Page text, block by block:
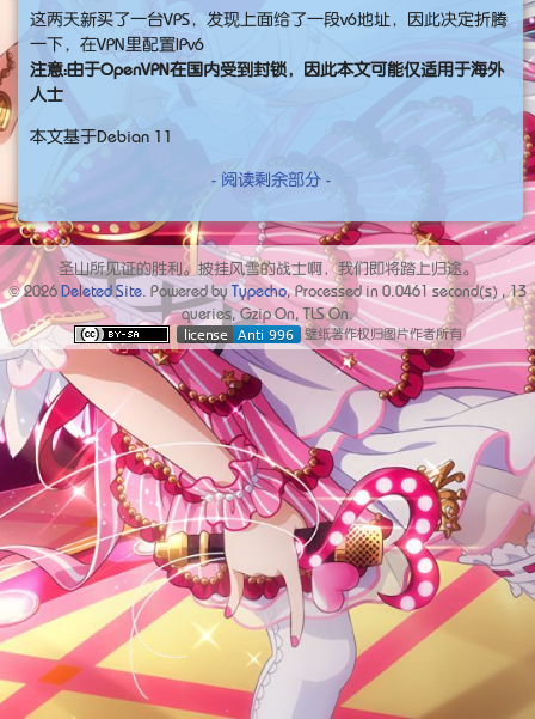
这两天新买了一台VPS，发现上面给了一段v6地址，因此决定折腾
一下，在VPN里配置IPv6
注意：由于OpenVPN在国内受到封锁，因此本文可能仅适用于海外
人士
本文基于Debian 11
- 阅读剩余部分 -
圣山所见证的胜利。披挂风雪的战士啊，我们即将踏上归途。
© 2026 Deleted Site . Powered by Typecho, Processed in 0.0461second(s) ,13
queries, Gzip On, TLS On.
壁纸著作权归图片作者所有